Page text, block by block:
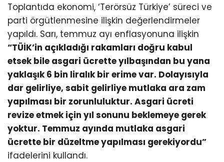
Toplantıda ekonomi, ‘Terörsüz Türkiye’ süreci ve
parti örgütlenmesine ilişkin değerlendirmeler
yapıldı. Sarı, temmuz ayı enflasyonuna ilişkin
“TÜİK’in açıkladığı rakamları doğru kabul
etsek bile asgari ücrette yılbaşından bu yana
yaklaşık 6 bin liralık bir erime var. Dolayısıyla
dar gelirliye, sabit gelirliye mutlaka ara zam
yapılması bir zorunluluktur. Asgari ücreti
revize etmek için yıl sonunu beklemeye gerek
yoktur. Temmuz ayında mutlaka asgari
ücrette bir düzeltme yapılması gerekiyordu”
ifadelerini kullandı.